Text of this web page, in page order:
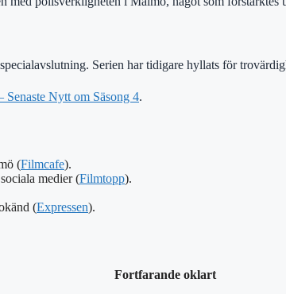
Serien har tidigare hyllats för
Nytt om Säsong 4.
(Filmcafe).
medier (Filmtopp).
(Expressen).
Fortfarande oklart